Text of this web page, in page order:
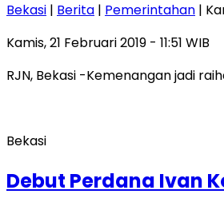
Bekasi | Berita | Pemerintahan |
Kamis, 21 Februari 2019 - 11:51 WIB
RJN, Bekasi -Kemenangan jadi
Bekasi
Debut Perdana Ivan